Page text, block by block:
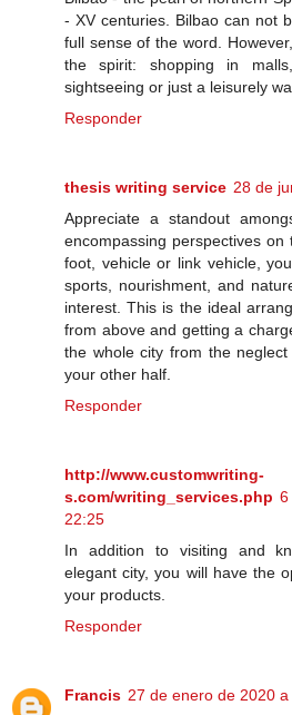
- XV centuries. Bilbao can not
full sense of the word.
the spirit: shopping in
sightseeing or just a leisurely
Responder
thesis writing service 28 de
Appreciate a standout
encompassing perspectives
foot, vehicle or link vehicle,
sports, nourishment, and
interest. This is the ideal
from above and getting a
the whole city from the
your other half.
Responder
http://www.customwriting-
s.com/writing_services.php 6
22:25
In addition to visiting and
elegant city, you will have the
your products.
Responder
Francis 27 de enero de 2020 a